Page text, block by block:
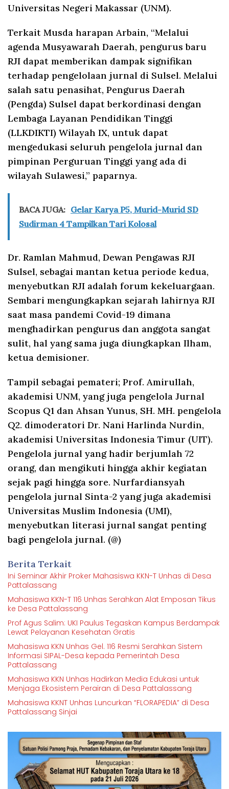
Universitas Negeri Makassar (UNM).
Terkait Musda harapan Arbain, “Melalui
agenda Musyawarah Daerah, pengurus baru
RJI dapat memberikan dampak signifikan
terhadap pengelolaan jurnal di Sulsel. Melalui
salah satu penasihat, Pengurus Daerah
(Pengda) Sulsel dapat berkordinasi dengan
Lembaga Layanan Pendidikan Tinggi
(LLKDIKTI) Wilayah IX, untuk dapat
mengedukasi seluruh pengelola jurnal dan
pimpinan Perguruan Tinggi yang ada di
wilayah Sulawesi,” paparnya.
BACA JUGA: Gelar Karya P5, Murid-Murid SD
Sudirman 4 Tampilkan Tari Kolosal
Dr. Ramlan Mahmud, Dewan Pengawas RJI
Sulsel, sebagai mantan ketua periode kedua,
menyebutkan RJI adalah forum kekeluargaan.
Sembari mengungkapkan sejarah lahirnya RJI
saat masa pandemi Covid-19 dimana
menghadirkan pengurus dan anggota sangat
sulit, hal yang sama juga diungkapkan Ilham,
ketua demisioner.
Tampil sebagai pemateri; Prof. Amirullah,
akademisi UNM, yang juga pengelola Jurnal
Scopus Q1 dan Ahsan Yunus, SH. MH. pengelola
Q2. dimoderatori Dr. Nani Harlinda Nurdin,
akademisi Universitas Indonesia Timur (UIT).
Pengelola jurnal yang hadir berjumlah 72
orang, dan mengikuti hingga akhir kegiatan
sejak pagi hingga sore. Nurfardiansyah
pengelola jurnal Sinta-2 yang juga akademisi
Universitas Muslim Indonesia (UMI),
menyebutkan literasi jurnal sangat penting
bagi pengelola jurnal. (@)
Berita Terkait
Ini Seminar Akhir Proker Mahasiswa KKN-T Unhas di Desa
Pattalassang
Mahasiswa KKN-T 116 Unhas Serahkan Alat Emposan Tikus
ke Desa Pattalassang
Prof Agus Salim: UKI Paulus Tegaskan Kampus Berdampak
Lewat Pelayanan Kesehatan Gratis
Mahasiswa KKN Unhas Gel. 116 Resmi Serahkan Sistem
Informasi SIPAL-Desa kepada Pemerintah Desa
Pattalassang
Mahasiswa KKN Unhas Hadirkan Media Edukasi untuk
Menjaga Ekosistem Perairan di Desa Pattalassang
Mahasiswa KKNT Unhas Luncurkan “FLORAPEDIA” di Desa
Pattalassang Sinjai